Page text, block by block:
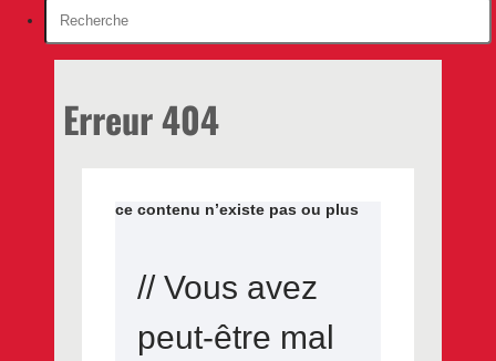
Erreur 404
ce contenu n’existe pas ou plus
// Vous avez
peut-être mal